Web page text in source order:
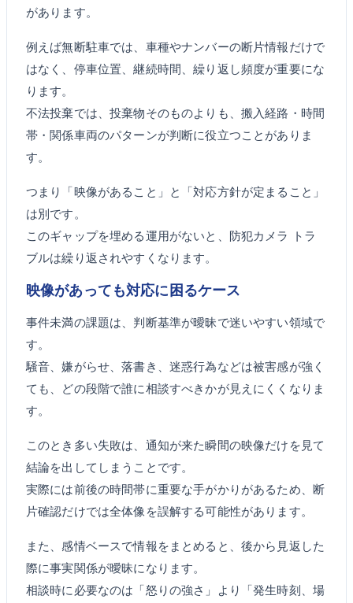
があります。
例えば無断駐車では、車種やナンバーの断片情報だけで
はなく、停車位置、継続時間、繰り返し頻度が重要にな
ります。
不法投棄では、投棄物そのものよりも、搬入経路・時間
帯・関係車両のパターンが判断に役立つことがありま
す。
つまり「映像があること」と「対応方針が定まること」
は別です。
このギャップを埋める運用がないと、防犯カメラ トラ
ブルは繰り返されやすくなります。
映像があっても対応に困るケース
事件未満の課題は、判断基準が曖昧で迷いやすい領域で
す。
騒音、嫌がらせ、落書き、迷惑行為などは被害感が強く
ても、どの段階で誰に相談すべきかが見えにくくなりま
す。
このとき多い失敗は、通知が来た瞬間の映像だけを見て
結論を出してしまうことです。
実際には前後の時間帯に重要な手がかりがあるため、断
片確認だけでは全体像を誤解する可能性があります。
また、感情ベースで情報をまとめると、後から見返した
際に事実関係が曖昧になります。
相談時に必要なのは「怒りの強さ」より「発生時刻、場